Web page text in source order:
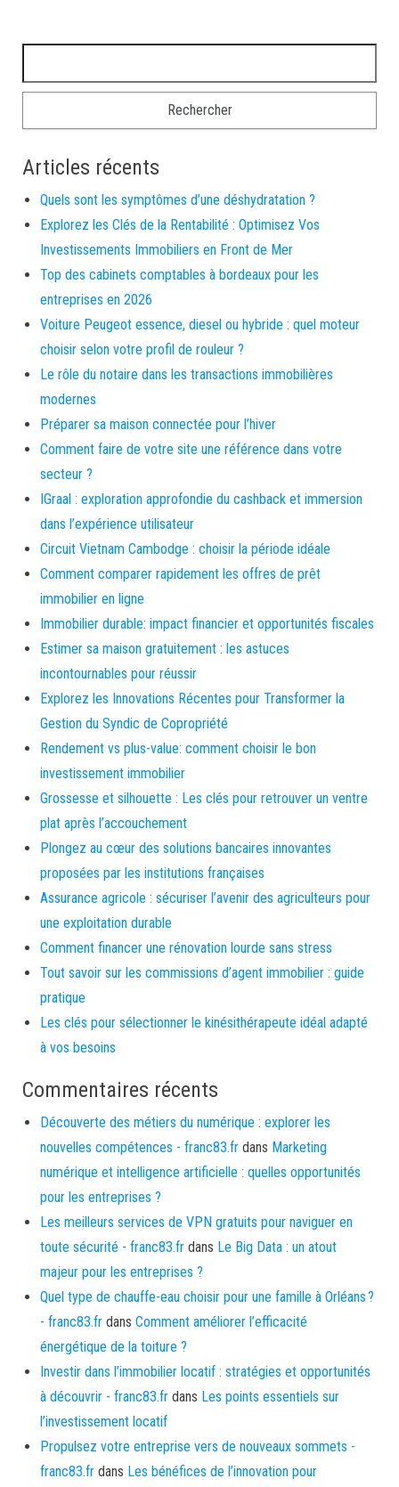
Articles récents
Quels sont les symptômes d’une déshydratation ?
Explorez les Clés de la Rentabilité : Optimisez Vos
Investissements Immobiliers en Front de Mer
Top des cabinets comptables à bordeaux pour les
entreprises en 2026
Voiture Peugeot essence, diesel ou hybride : quel moteur
choisir selon votre profil de rouleur ?
Le rôle du notaire dans les transactions immobilières
modernes
Préparer sa maison connectée pour l’hiver
Comment faire de votre site une référence dans votre
secteur ?
IGraal : exploration approfondie du cashback et immersion
dans l’expérience utilisateur
Circuit Vietnam Cambodge : choisir la période idéale
Comment comparer rapidement les offres de prêt
immobilier en ligne
Immobilier durable: impact financier et opportunités fiscales
Estimer sa maison gratuitement : les astuces
incontournables pour réussir
Explorez les Innovations Récentes pour Transformer la
Gestion du Syndic de Copropriété
Rendement vs plus-value: comment choisir le bon
investissement immobilier
Grossesse et silhouette : Les clés pour retrouver un ventre
plat après l’accouchement
Plongez au cœur des solutions bancaires innovantes
proposées par les institutions françaises
Assurance agricole : sécuriser l’avenir des agriculteurs pour
une exploitation durable
Comment financer une rénovation lourde sans stress
Tout savoir sur les commissions d’agent immobilier : guide
pratique
Les clés pour sélectionner le kinésithérapeute idéal adapté
à vos besoins
Commentaires récents
Découverte des métiers du numérique : explorer les
nouvelles compétences - franc83.fr dans Marketing
numérique et intelligence artificielle : quelles opportunités
pour les entreprises ?
Les meilleurs services de VPN gratuits pour naviguer en
toute sécurité - franc83.fr dans Le Big Data : un atout
majeur pour les entreprises ?
Quel type de chauffe-eau choisir pour une famille à Orléans ?
- franc83.fr dans Comment améliorer l’efficacité
énergétique de la toiture ?
Investir dans l’immobilier locatif : stratégies et opportunités
à découvrir - franc83.fr dans Les points essentiels sur
l’investissement locatif
Propulsez votre entreprise vers de nouveaux sommets -
franc83.fr dans Les bénéfices de l’innovation pour